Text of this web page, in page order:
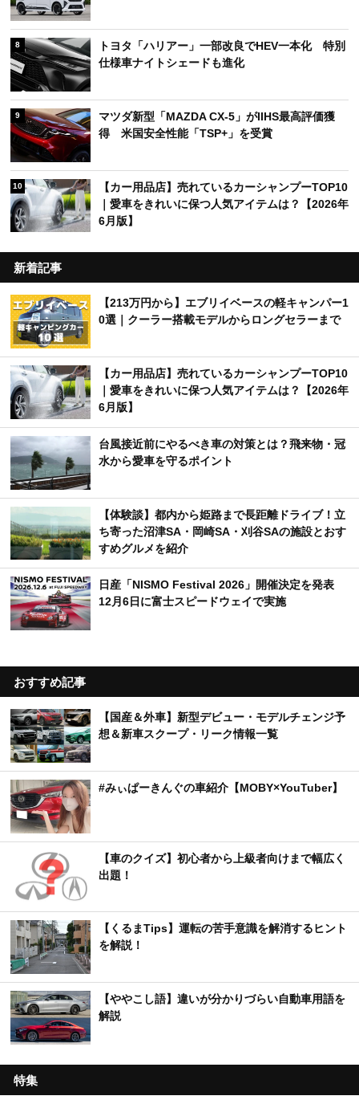
8
トヨタ「ハリアー」一部改良でHEV一本化 特別
仕様車ナイトシェードも進化
9
マツダ新型「MAZDA CX-5」がIIHS最高評価獲
得 米国安全性能「TSP+」を受賞
10
【カー用品店】売れているカーシャンプーTOP10
｜愛車をきれいに保つ人気アイテムは？【2026年
6月版】
新着記事
【213万円から】エブリイベースの軽キャンパー1
0選｜クーラー搭載モデルからロングセラーまで
【カー用品店】売れているカーシャンプーTOP10
｜愛車をきれいに保つ人気アイテムは？【2026年
6月版】
台風接近前にやるべき車の対策とは？飛来物・冠
水から愛車を守るポイント
【体験談】都内から姫路まで長距離ドライブ！立
ち寄った沼津SA・岡崎SA・刈谷SAの施設とおす
すめグルメを紹介
日産「NISMO Festival 2026」開催決定を発表
12月6日に富士スピードウェイで実施
おすすめ記事
【国産＆外車】新型デビュー・モデルチェンジ予
想＆新車スクープ・リーク情報一覧
#みぃぱーきんぐの車紹介【MOBY×YouTuber】
【車のクイズ】初心者から上級者向けまで幅広く
出題！
【くるまTips】運転の苦手意識を解消するヒント
を解説！
【ややこし語】違いが分かりづらい自動車用語を
解説
特集